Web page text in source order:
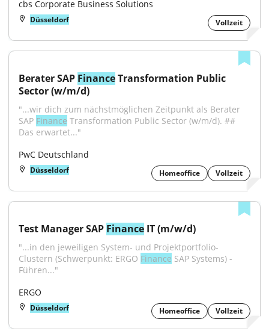
cbs Corporate Business Solutions
Düsseldorf Vollzeit
Berater SAP Finance Transformation Public
Sector (w/m/d)
"...wir dich zum nächstmöglichen Zeitpunkt als Berater
SAP Finance Transformation Public Sector (w/m/d). ##
Das erwartet..."
PwC Deutschland
Düsseldorf Homeoffice Vollzeit
Test Manager SAP Finance IT (m/w/d)
"...in den jeweiligen System- und Projektportfolio-
Clustern (Schwerpunkt: ERGO Finance SAP Systems) -
Führen..."
ERGO
Düsseldorf Homeoffice Vollzeit